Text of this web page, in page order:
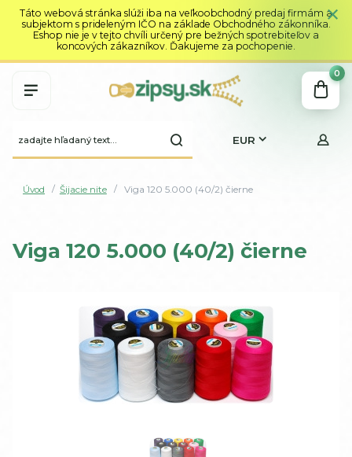
Táto webová stránka slúži iba na veľkoobchodný predaj firmám a
subjektom s prideleným IČO na základe Obchodného zákonníka.
Eshop nie je v tejto chvíli určený pre bežných spotrebiteľov a
koncových zákazníkov. Ďakujeme za pochopenie.
EUR
0
Úvod Šijacie nite Viga 120 5.000 (40/2) čierne
Viga 120 5.000 (40/2) čierne